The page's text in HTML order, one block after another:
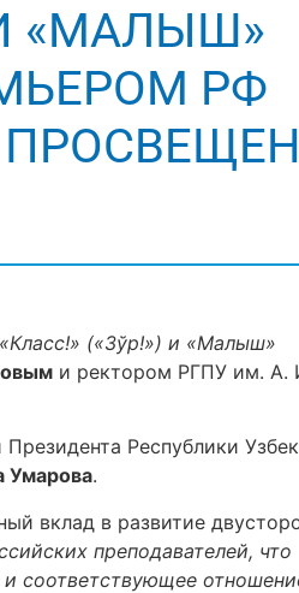
«МАЛЫШ»
РФ
«Класс!» («Зўр!») и «Малыш»
и ректором РГПУ им. А.
Республики
Умарова.
вклад в развитие
преподавателей, что
соответствующее